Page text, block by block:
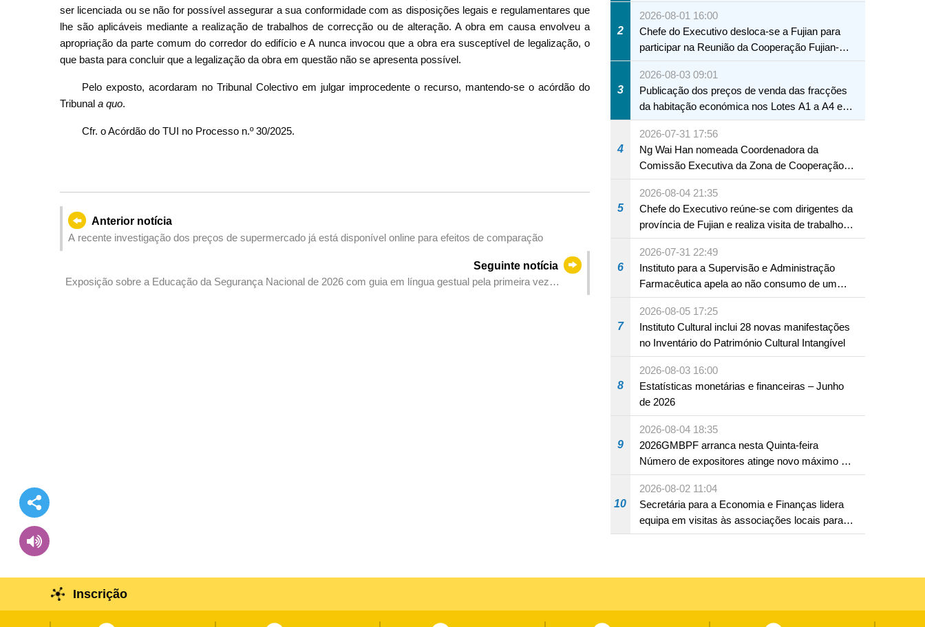
ser licenciada ou se não for possível assegurar a sua conformidade com as disposições legais e regulamentares que
lhe são aplicáveis mediante a realização de trabalhos de correcção ou de alteração. A obra em causa envolveu a
apropriação da parte comum do corredor do edifício e A nunca invocou que a obra era susceptível de legalização, o
que basta para concluir que a legalização da obra em questão não se apresenta possível.
Pelo exposto, acordaram no Tribunal Colectivo em julgar improcedente o recurso, mantendo-se o acórdão do
Tribunal a quo.
Cfr. o Acórdão do TUI no Processo n.º 30/2025.
Anterior notícia
A recente investigação dos preços de supermercado já está disponível online para efeitos de comparação
Seguinte notícia
Exposição sobre a Educação da Segurança Nacional de 2026 com guia em língua gestual pela primeira vez
2
2026-08-01 16:00
Chefe do Executivo desloca-se a Fujian para
participar na Reunião da Cooperação Fujian-
Macau
3
2026-08-03 09:01
Publicação dos preços de venda das fracções
da habitação económica nos Lotes A1 a A4 e
A12 da Zona A dos Novos Aterros
4
2026-07-31 17:56
Ng Wai Han nomeada Coordenadora da
Comissão Executiva da Zona de Cooperação
Aprofundada entre Guangdong e Macau em
Hengqin
5
2026-08-04 21:35
Chefe do Executivo reúne-se com dirigentes da
província de Fujian e realiza visita de trabalho
em Fuzhou
6
2026-07-31 22:49
Instituto para a Supervisão e Administração
Farmacêutica apela ao não consumo de um
produto com substâncias medicamentosas
ocidentais
7
2026-08-05 17:25
Instituto Cultural inclui 28 novas manifestações
no Inventário do Património Cultural Intangível
8
2026-08-03 16:00
Estatísticas monetárias e financeiras – Junho
de 2026
9
2026-08-04 18:35
2026GMBPF arranca nesta Quinta-feira
Número de expositores atinge novo máximo em
18 anos
10
2026-08-02 11:04
Secretária para a Economia e Finanças lidera
equipa em visitas às associações locais para
consolidar consensos e promover os trabalhos
Inscrição